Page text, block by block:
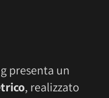
presenta un
, realizzato